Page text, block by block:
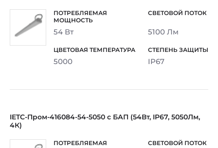
54 Вт 5100 Лм
5000 IP67
IETC-Пром-416084-54-5050 с БАП (54Вт, IP67, 5050Лм,
4К)